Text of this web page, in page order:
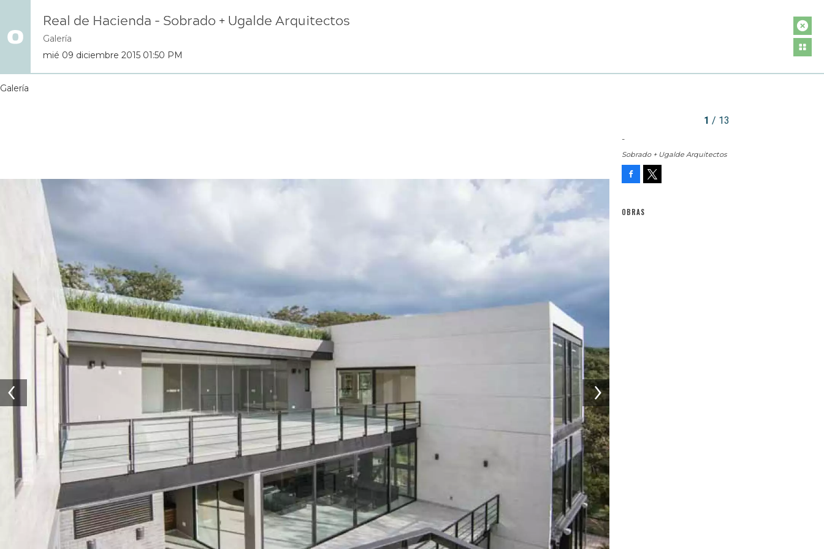
Real de Hacienda - Sobrado + Ugalde Arquitectos
Galería
mié 09 diciembre 2015 01:50 PM
Galería
OBRAS
1 / 13
-
Sobrado + Ugalde Arquitectos